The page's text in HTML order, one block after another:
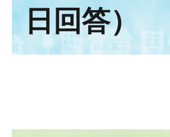
日回答）